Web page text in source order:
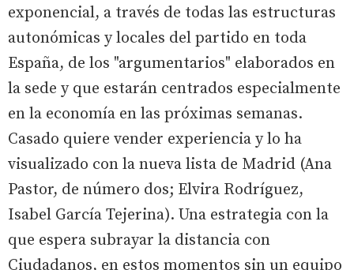
exponencial, a través de todas las estructuras
autonómicas y locales del partido en toda
España, de los "argumentarios" elaborados en
la sede y que estarán centrados especialmente
en la economía en las próximas semanas.
Casado quiere vender experiencia y lo ha
visualizado con la nueva lista de Madrid (Ana
Pastor, de número dos; Elvira Rodríguez,
Isabel García Tejerina). Una estrategia con la
que espera subrayar la distancia con
Ciudadanos, en estos momentos sin un equipo